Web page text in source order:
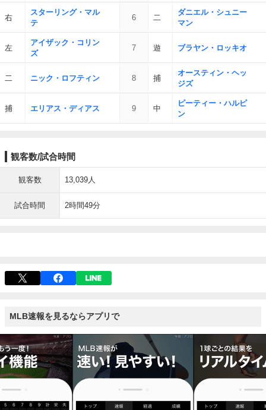
右
スターリング・マル
テ
6 二
ダニエル・シュニー
マン
左
アイザック・コリン
ズ
7 遊 ブラヤン・ロッキオ
二 ニック・ロフティン 8 捕
オースティン・ヘッ
ジズ
捕 エリアス・ディアス 9 中
ピーティー・ハルピ
ン
観客数/試合時間
観客数 13,039人
試合時間 2時間49分
MLB速報を見るならアプリで